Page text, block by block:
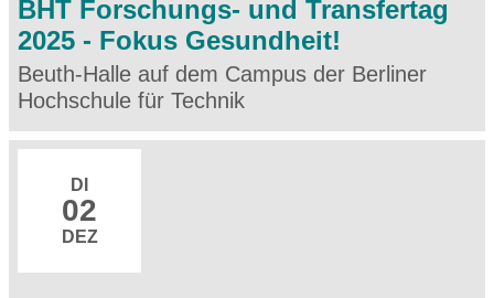
BHT Forschungs- und Transfertag
2025 - Fokus Gesundheit!
Beuth-Halle auf dem Campus der Berliner
Hochschule für Technik
DI
02
DEZ